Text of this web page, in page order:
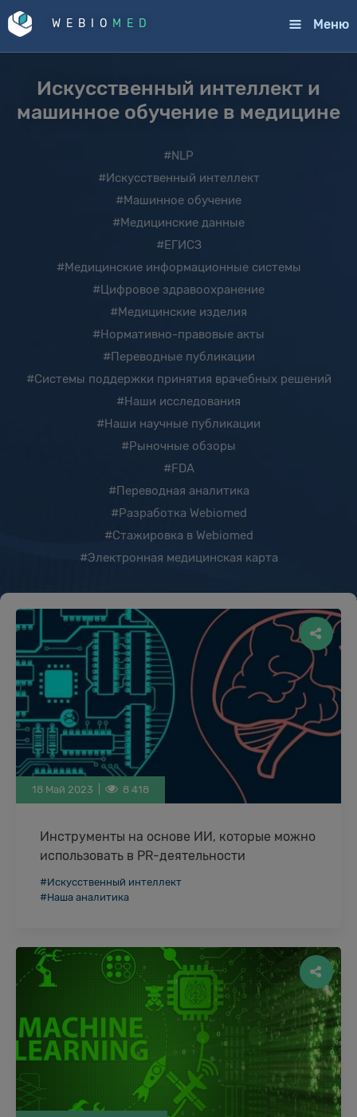
WEBIO MED Меню
Искусственный интеллект и
машинное обучение в медицине
#NLP
#Искусственный интеллект
#Машинное обучение
#Медицинские данные
#ЕГИСЗ
#Медицинские информационные системы
#Цифровое здравоохранение
#Медицинские изделия
#Нормативно-правовые акты
#Переводные публикации
#Системы поддержки принятия врачебных решений
#Наши исследования
#Наши научные публикации
#Рыночные обзоры
#FDA
#Переводная аналитика
#Разработка Webiomed
#Стажировка в Webiomed
#Электронная медицинская карта
18 Май 2023 | 8 418
Инструменты на основе ИИ, которые можно
использовать в PR-деятельности
и эффективного взаимодействия со своими
#Искусственный интеллект
#Наша аналитика